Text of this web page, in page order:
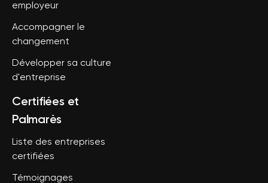
employeur
Accompagner le
changement
Développer sa culture
d'entreprise
Certifiées et
Palmarès
Liste des entreprises
certifiées
Témoignages